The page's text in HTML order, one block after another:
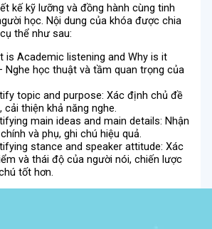
kế kỹ lưỡng và đồng hành cùng tinh
học. Nội dung của khóa được chia
thể như sau:
is Academic listening and Why is it
Nghe học thuật và tầm quan trọng của
topic and purpose: Xác định chủ đề
thiện khả năng nghe.
main ideas and main details: Nhận
và phụ, ghi chú hiệu quả.
stance and speaker attitude: Xác
và thái độ của người nói, chiến lược
tốt hơn.